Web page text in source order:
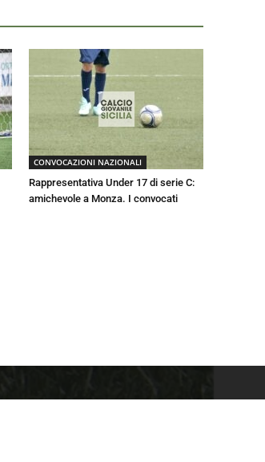
CONVOCAZIONI NAZIONALI
Rappresentativa Under 17 di serie C:
amichevole a Monza. I convocati